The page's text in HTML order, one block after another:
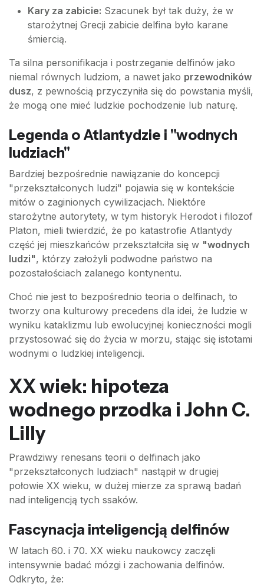
Kary za zabicie: Szacunek był tak duży, że w
starożytnej Grecji zabicie delfina było karane
śmiercią.
Ta silna personifikacja i postrzeganie delfinów jako
niemal równych ludziom, a nawet jako przewodników
dusz, z pewnością przyczyniła się do powstania myśli,
że mogą one mieć ludzkie pochodzenie lub naturę.
Legenda o Atlantydzie i "wodnych
ludziach"
Bardziej bezpośrednie nawiązanie do koncepcji
"przekształconych ludzi" pojawia się w kontekście
mitów o zaginionych cywilizacjach. Niektóre
starożytne autorytety, w tym historyk Herodot i filozof
Platon, mieli twierdzić, że po katastrofie Atlantydy
część jej mieszkańców przekształciła się w "wodnych
ludzi", którzy założyli podwodne państwo na
pozostałościach zalanego kontynentu.
Choć nie jest to bezpośrednio teoria o delfinach, to
tworzy ona kulturowy precedens dla idei, że ludzie w
wyniku kataklizmu lub ewolucyjnej konieczności mogli
przystosować się do życia w morzu, stając się istotami
wodnymi o ludzkiej inteligencji.
XX wiek: hipoteza
wodnego przodka i John C.
Lilly
Prawdziwy renesans teorii o delfinach jako
"przekształconych ludziach" nastąpił w drugiej
połowie XX wieku, w dużej mierze za sprawą badań
nad inteligencją tych ssaków.
Fascynacja inteligencją delfinów
W latach 60. i 70. XX wieku naukowcy zaczęli
intensywnie badać mózgi i zachowania delfinów.
Odkryto, że: